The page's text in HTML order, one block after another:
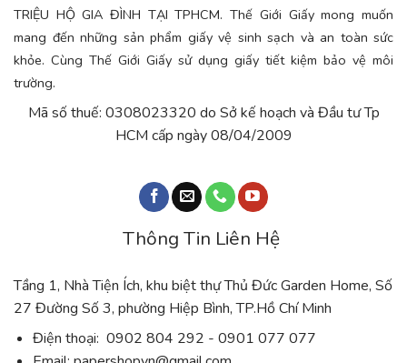
TRIỆU HỘ GIA ĐÌNH TẠI TPHCM. Thế Giới Giấy mong muốn
mang đến những sản phẩm giấy vệ sinh sạch và an toàn sức
khỏe. Cùng Thế Giới Giấy sử dụng giấy tiết kiệm bảo vệ môi
trường.
Mã số thuế: 0308023320 do Sở kế hoạch và Đầu tư Tp
HCM cấp ngày 08/04/2009
Thông Tin Liên Hệ
Tầng 1, Nhà Tiện Ích, khu biệt thự Thủ Đức Garden Home, Số
27 Đường Số 3, phường Hiệp Bình, TP.Hồ Chí Minh
Điện thoại: 0902 804 292 - 0901 077 077